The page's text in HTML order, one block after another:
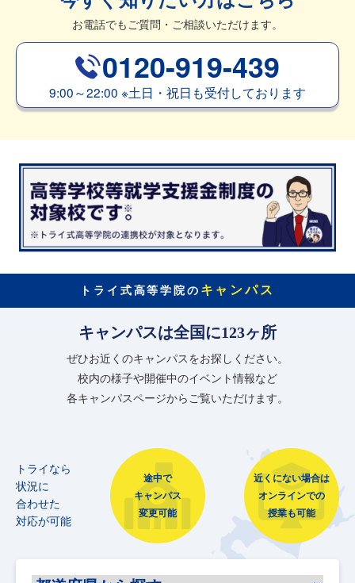
お電話でもご質問・ご相談いただけます。
0120-919-439
9:00～22:00 ※土日・祝日も受付しております
トライ式高等学院の キャンパス
キャンパスは全国に123ヶ所
ぜひお近くのキャンパスをお探しください。
校内の様子や開催中のイベント情報など
各キャンパスページからご覧いただけます。
トライなら
状況に
合わせた
対応が可能
途中で
キャンパス
変更可能
近くにない場合は
オンラインでの
授業も可能